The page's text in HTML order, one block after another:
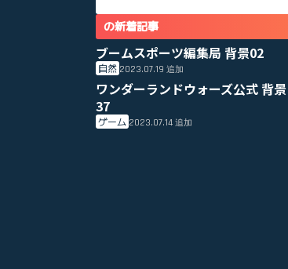
の新着記事
ブームスポーツ編集局 背景02
自然 2023.07.19追加
ワンダーランドウォーズ公式 背景
37
ゲーム 2023.07.14追加